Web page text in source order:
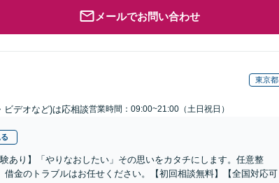
メールでお問い合わせ
東京都
ビデオなど)は応相談営業時間：09:00~21:00（土日祝日）
あり】「やりなおしたい」その思いをカタチにします。任意整
金のトラブルはお任せください。【初回相談無料】【全国対応可